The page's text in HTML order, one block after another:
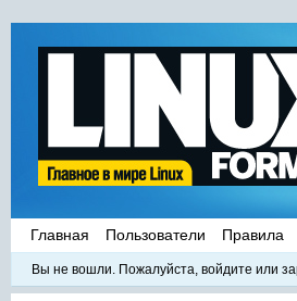
Главная Пользователи Правила
Вы не вошли. Пожалуйста, войдите или